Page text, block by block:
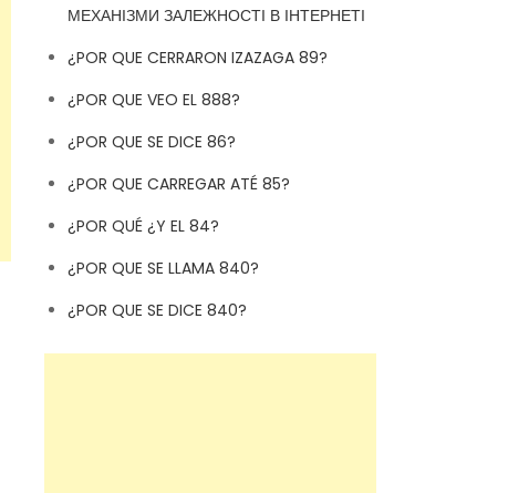
МЕХАНІЗМИ ЗАЛЕЖНОСТІ В ІНТЕРНЕТІ
¿POR QUE CERRARON IZAZAGA 89?
¿POR QUE VEO EL 888?
¿POR QUE SE DICE 86?
¿POR QUE CARREGAR ATÉ 85?
¿POR QUÉ ¿Y EL 84?
¿POR QUE SE LLAMA 840?
¿POR QUE SE DICE 840?